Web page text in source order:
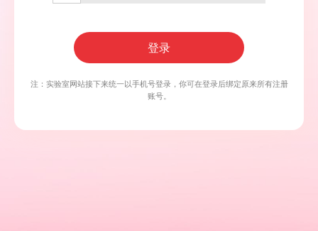
登录
注：实验室网站接下来统一以手机号登录，你可在登录后绑定原来所有注册
账号。